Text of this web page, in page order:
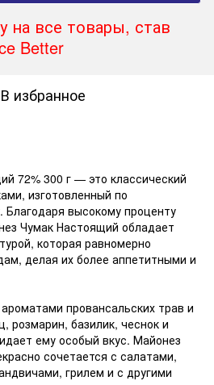
на все товары, став
Better
В избранное
72% 300 г — это классический
изготовленный по
Благодаря высокому проценту
Чумак Настоящий обладает
которая равномерно
делая их более аппетитными и
провансальских трав и
розмарин, базилик, чеснок и
ему особый вкус. Майонез
сочетается с салатами,
грилем и с другими